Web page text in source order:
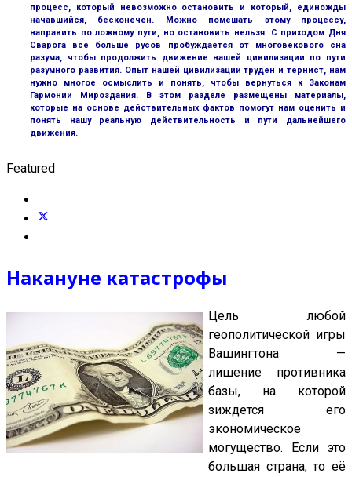
процесс, который невозможно остановить и который, единожды
начавшийся, бесконечен. Можно помешать этому процессу,
направить по ложному пути, но остановить нельзя. С приходом Дня
Сварога все больше русов пробуждается от многовекового сна
разума, чтобы продолжить движение нашей цивилизации по пути
разумного развития. Опыт нашей цивилизации труден и тернист, нам
нужно многое осмыслить и понять, чтобы вернуться к Законам
Гармонии Мироздания. В этом разделе размещены материалы,
которые на основе действительных фактов помогут нам оценить и
понять нашу реальную действительность и пути дальнейшего
движения.
Featured
Накануне катастрофы
Цель любой
геополитической игры
Вашингтона —
лишение противника
базы, на которой
зиждется его
экономическое
могущество. Если это
большая страна, то её